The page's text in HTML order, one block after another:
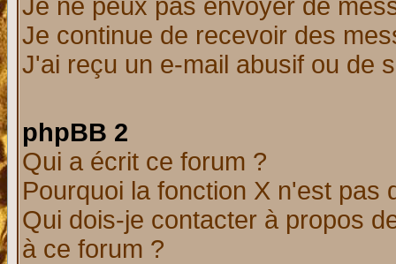
Je ne peux pas envoyer de
Je continue de recevoir des
J'ai reçu un e-mail abusif ou de
phpBB 2
Qui a écrit ce forum ?
Pourquoi la fonction X n'est pas
Qui dois-je contacter à propos
à ce forum ?